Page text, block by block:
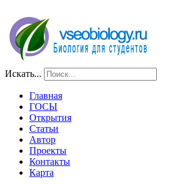
Искать...
Главная
ГОСЫ
Открытия
Статьи
Автор
Проекты
Контакты
Карта